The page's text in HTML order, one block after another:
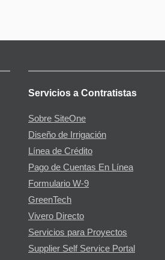
Servicios a Contratistas
Sobre SiteOne
Diseño de Irrigación
Línea de Crédito
Pago de Cuentas En Línea
Formulario W-9
GreenTech
Vivero Directo
Servicios para Proyectos
Supplier Self Service Portal